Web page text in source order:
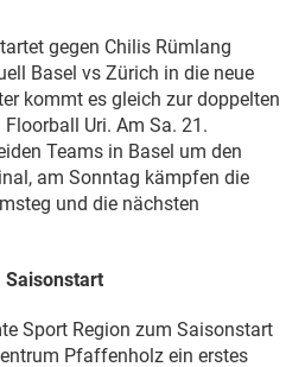
gegen Chilis Rümlang
Basel vs Zürich in die neue
kommt es gleich zur doppelten
Uri. Am Sa. 21.
Teams in Basel um den
am Sonntag kämpfen die
und die nächsten
Saisonstart
Sport Region zum Saisonstart
Pfaffenholz ein erstes